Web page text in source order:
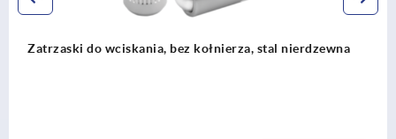
Zatrzaski do wciskania, bez kołnierza, stal nierdzewna